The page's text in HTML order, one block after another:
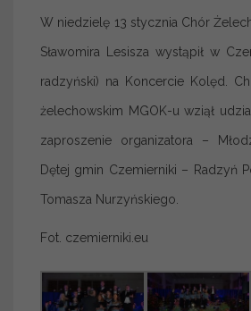
W niedzielę 13 stycznia Chór
Sławomira Lesisza wystąpił w
radzyński) na Koncercie Kolęd.
żelechowskim MGOK-u wziął
zaproszenie organizatora –
Dętej gmin Czemierniki – Radzyń
Tomasza Nurzyńskiego.
Fot. czemierniki.eu